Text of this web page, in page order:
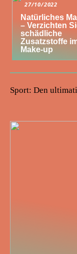
27/10/2022
Natürliches
– Verzichten
schädliche
Zusatzstoffe
Make-up
Sport: Den